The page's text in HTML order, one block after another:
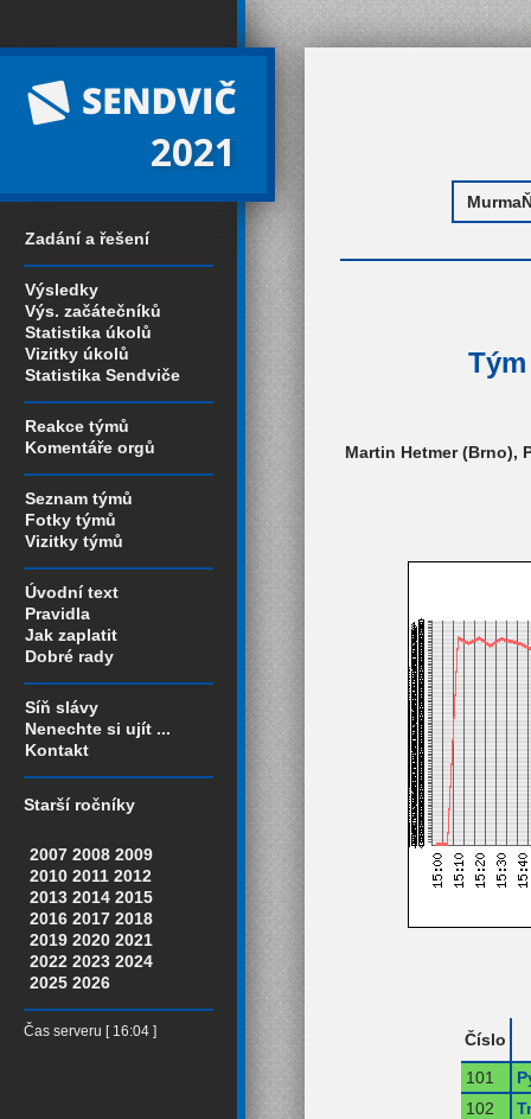
2021
Zadání a řešení
Výsledky
Výs. začátečníků
Statistika úkolů
Vizitky úkolů
Statistika Sendviče
Reakce týmů
Komentáře orgů
Seznam týmů
Fotky týmů
Vizitky týmů
Úvodní text
Pravidla
Jak zaplatit
Dobré rady
Síň slávy
Nenechte si ujít ...
Kontakt
Starší ročníky
2007 2008 2009
2010 2011 2012
2013 2014 2015
2016 2017 2018
2019 2020 2021
2022 2023 2024
2025 2026
Čas serveru [ 16:04 ]
Martin Hetmer (Brno),
Číslo
101
102